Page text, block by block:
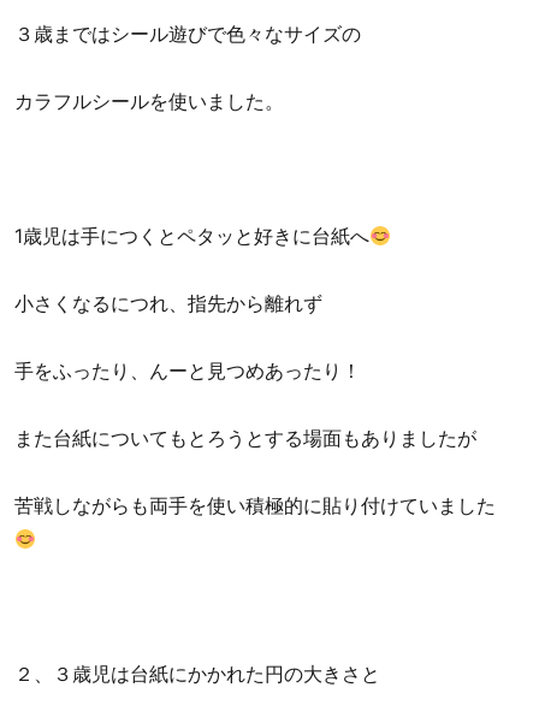
３歳まではシール遊びで色々なサイズの
カラフルシールを使いました。
1歳児は手につくとペタッと好きに台紙へ
小さくなるにつれ、指先から離れず
手をふったり、んーと見つめあったり！
また台紙についてもとろうとする場面もありましたが
苦戦しながらも両手を使い積極的に貼り付けていました
２、３歳児は台紙にかかれた円の大きさと